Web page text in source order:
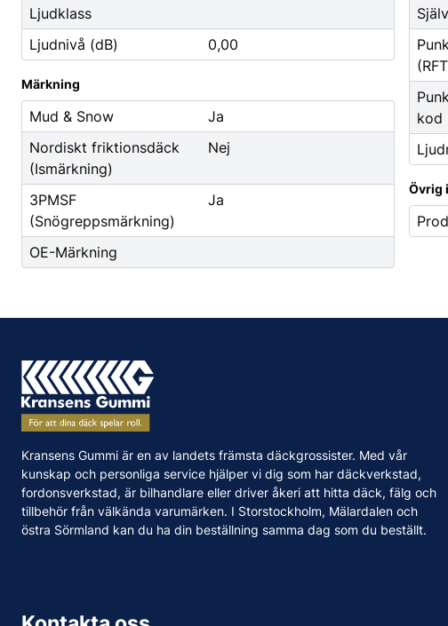
Ljudklass
Ljudnivå (dB)
0,00
Märkning
Mud & Snow
Ja
Nordiskt friktionsdäck
(Ismärkning)
Nej
3PMSF
(Snögreppsmärkning)
Ja
OE-Märkning
kod
Övrig
Kransens Gummi är en av landets främsta däckgrossister. Med vår
kunskap och personliga service hjälper vi dig som har däckverkstad,
fordonsverkstad, är bilhandlare eller driver åkeri att hitta däck, fälg och
tillbehör från välkända varumärken. I Storstockholm, Mälardalen och
östra Sörmland kan du ha din beställning samma dag som du beställt.